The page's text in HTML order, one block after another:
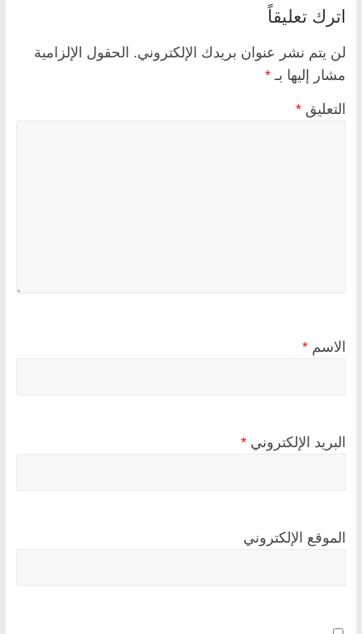
اترك تعليقاً
لن يتم نشر عنوان بريدك الإلكتروني. الحقول الإلزامية
مشار إليها بـ *
التعليق *
الاسم *
البريد الإلكتروني *
الموقع الإلكتروني